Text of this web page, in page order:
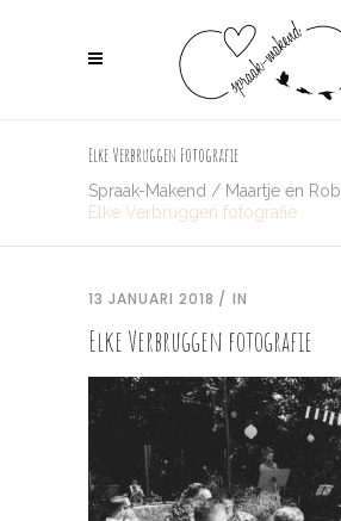
Elke Verbruggen Fotografie
Spraak-Makend / Maartje en Rob
Elke Verbruggen fotografie
13 JANUARI 2018 IN
Elke Verbruggen fotografie